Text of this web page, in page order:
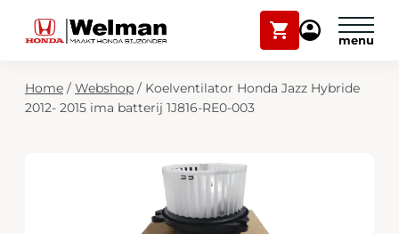
Winkelwagen
Mijn
Modellen
Onderhoud en service
Zoekfunctie
Mijn Honda Welman
Home / Webshop / Koelventilator Honda Jazz Hybride
2012- 2015 ima batterij 1J816-RE0-003